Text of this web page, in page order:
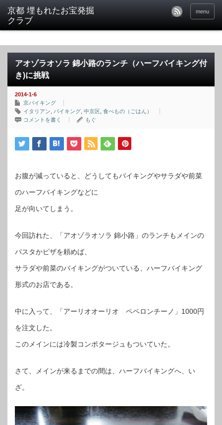
京都 埋もれたお宝発掘
クラブ
menu
アオゾラオソラ 錦小路のランチ（ハーフバイキング付
き)に挑戦
2014-1-6
京バイキング
イタリアン
バイキング 中京区 食べもの（ごはん）
コメントを書く
もぐ
お腹が減っていると、どうしてもバイキングやサラダや前菜
のハーフバイキングなどに
足が向いてしまう。
今回訪れた、「アオゾラオソラ 錦小路」のランチもメインの
パスタかピザを頼めば、
サラダや前菜のバイキングがついている、ハーフバイキング
形式のお店である。
中に入って、「アーリオオーリオ ペペロンチーノ」1000円
を注文した。
このメインには冷製コンポタージュもついていた。
さて、メインが来るまでの間は、ハーフバイキングへ、い
ざ。